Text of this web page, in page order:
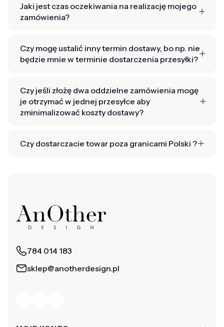
Jaki jest czas oczekiwania na realizację mojego
zamówienia?
Czy mogę ustalić inny termin dostawy, bo np. nie
będzie mnie w terminie dostarczenia przesyłki?
Czy jeśli złożę dwa oddzielne zamówienia mogę
je otrzymać w jednej przesyłce aby
zminimalizować koszty dostawy?
Czy dostarczacie towar poza granicami Polski ?
784 014 183
sklep@anotherdesign.pl